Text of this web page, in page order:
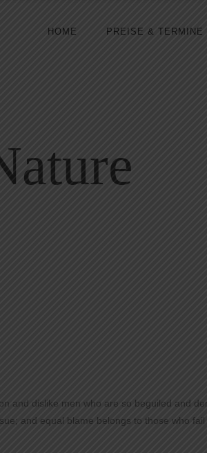
HOME PREISE & TERMINE
and dislike men who are so beguiled and
and equal blame belongs to those who